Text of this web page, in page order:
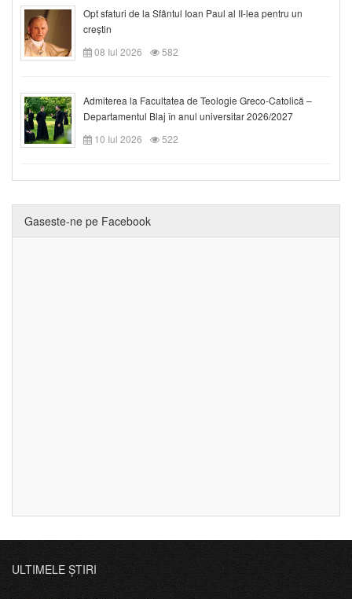
Opt sfaturi de la Sfântul Ioan Paul al II-lea pentru un
creștin
08 Iul 2026
582
Admiterea la Facultatea de Teologie Greco-Catolică –
Departamentul Blaj în anul universitar 2026/2027
10 Iul 2026
522
Gaseste-ne pe Facebook
ULTIMELE ȘTIRI